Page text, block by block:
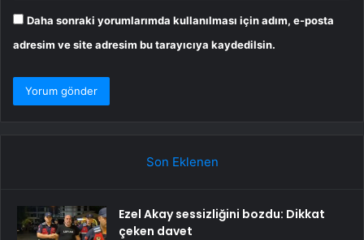
Daha sonraki yorumlarımda kullanılması için adım, e-posta
adresim ve site adresim bu tarayıcıya kaydedilsin.
Son Eklenen
Ezel Akay sessizliğini bozdu: Dikkat
çeken davet